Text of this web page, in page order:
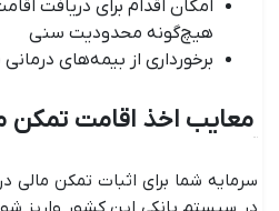
امکان اقدام برای دریافت
هیچ‌گونه محدودیت سنی
برخورداری از بیمه‌های درمانی
معایب اخذ اقامت تمکن